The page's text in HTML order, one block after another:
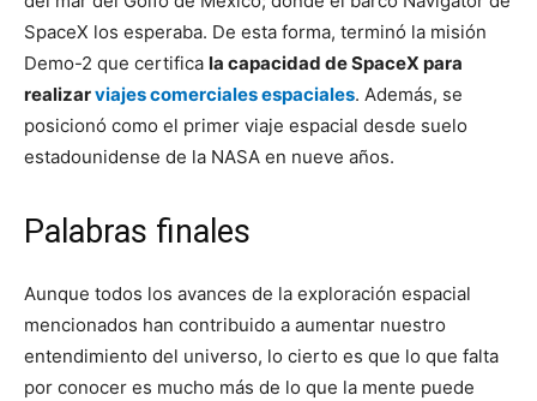
SpaceX los esperaba. De esta forma, terminó la misión
Demo-2 que certifica la capacidad de SpaceX para
realizarviajes comerciales espaciales. Además, se
posicionó como el primer viaje espacial desde suelo
estadounidense de la NASA en nueve años.
Palabras finales
Aunque todos los avances de la exploración espacial
mencionados han contribuido a aumentar nuestro
entendimiento del universo, lo cierto es que lo que falta
por conocer es mucho más de lo que la mente puede